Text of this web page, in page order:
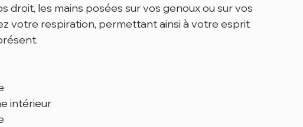
droit, les mains posées sur vos genoux ou sur vos
votre respiration, permettant ainsi à votre esprit
intérieur